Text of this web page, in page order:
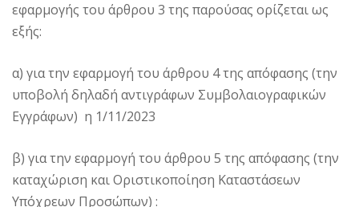
εφαρμογής του άρθρου 3 της παρούσας ορίζεται ως
εξής:
α) για την εφαρμογή του άρθρου 4 της απόφασης (την
υποβολή δηλαδή αντιγράφων Συμβολαιογραφικών
Εγγράφων) η 1/11/2023
β) για την εφαρμογή του άρθρου 5 της απόφασης (την
καταχώριση και Οριστικοποίηση Καταστάσεων
Υπόχρεων Προσώπων) :